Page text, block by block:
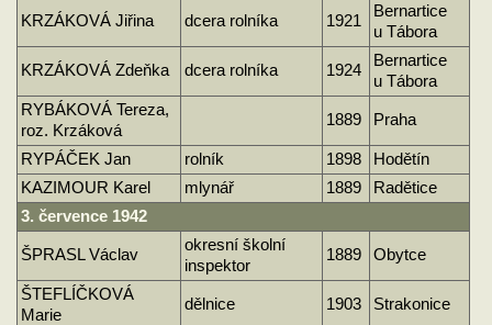
KRZÁKOVÁ Jiřina dcera rolníka 1921
Bernartice
u Tábora
KRZÁKOVÁ Zdeňka dcera rolníka 1924
Bernartice
u Tábora
RYBÁKOVÁ Tereza,
roz. Krzáková
1889 Praha
RYPÁČEK Jan rolník 1898
Hodětín
KAZIMOUR Karel
mlynář 1889
Radětice
3. července 1942
ŠPRASL Václav
okresní školní
inspektor
1889 Obytce
ŠTEFLÍČKOVÁ
Marie
dělnice 1903 Strakonice